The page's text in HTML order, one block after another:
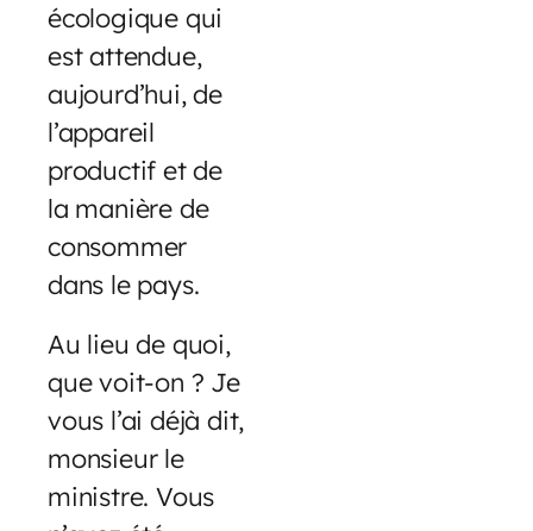
écologique qui
est attendue,
aujourd’hui, de
l’appareil
productif et de
la manière de
consommer
dans le pays.
Au lieu de quoi,
que voit-on ? Je
vous l’ai déjà dit,
monsieur le
ministre. Vous